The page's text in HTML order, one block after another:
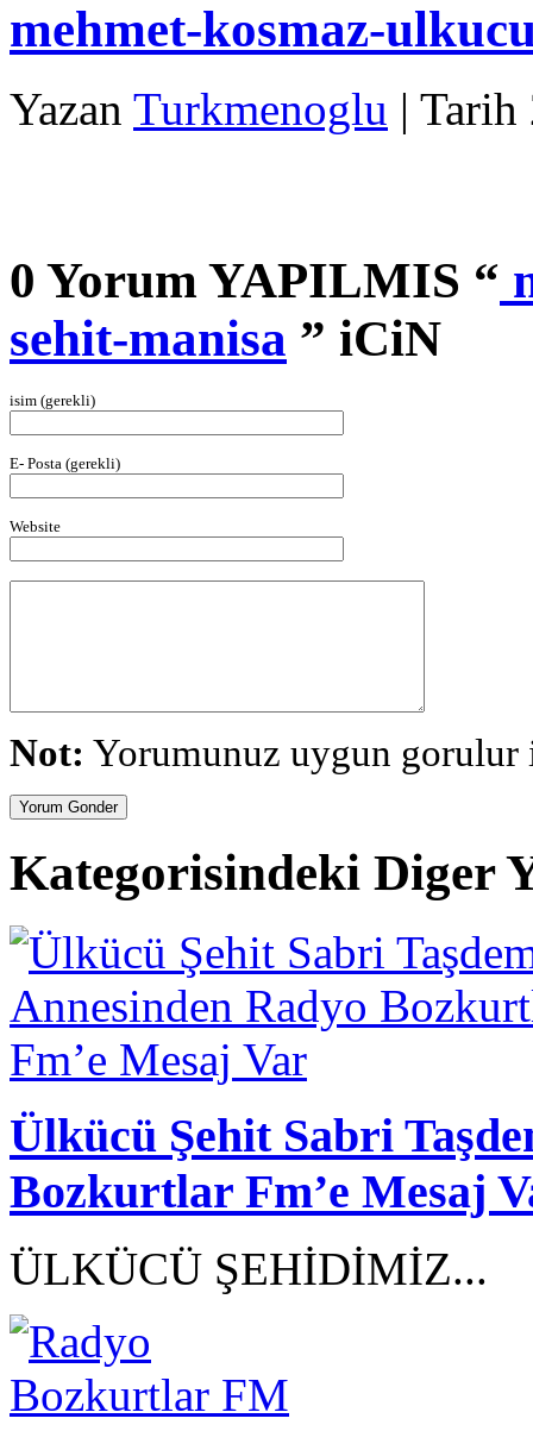
mehmet-kosmaz-
Yazan Turkmenoglu |
0 Yorum YAPILMIS “
sehit-manisa ” iCiN
isim (gerekli)
E- Posta (gerekli)
Website
Not: Yorumunuz uygun
Kategorisindeki Diger
Ülkücü Şehit Sabri
Bozkurtlar Fm’e Mesaj
ÜLKÜCÜ ŞEHİDİMİZ...